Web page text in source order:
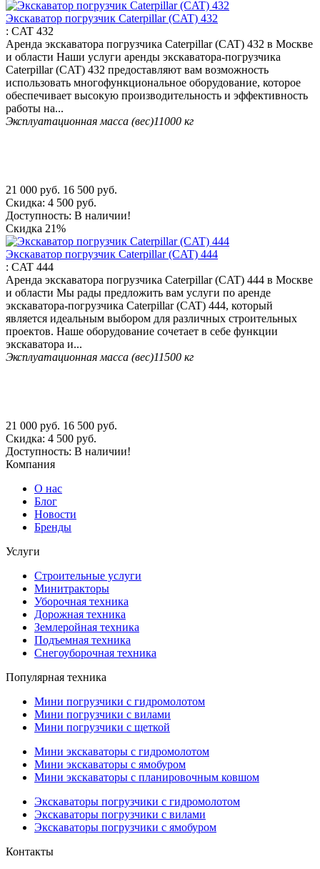
Экскаватор погрузчик Caterpillar (CAT) 432
: CAT 432
Аренда экскаватора погрузчика Caterpillar (CAT) 432 в Москве
и области Наши услуги аренды экскаватора-погрузчика
Caterpillar (CAT) 432 предоставляют вам возможность
использовать многофункциональное оборудование, которое
обеспечивает высокую производительность и эффективность
работы на...
Эксплуатационная масса (вес)11000 кг
21 000 руб. 16 500 руб.
Скидка: 4 500 руб.
Доступность: В наличии!
Скидка 21%
Экскаватор погрузчик Caterpillar (CAT) 444
: CAT 444
Аренда экскаватора погрузчика Caterpillar (CAT) 444 в Москве
и области Мы рады предложить вам услуги по аренде
экскаватора-погрузчика Caterpillar (CAT) 444, который
является идеальным выбором для различных строительных
проектов. Наше оборудование сочетает в себе функции
экскаватора и...
Эксплуатационная масса (вес)11500 кг
21 000 руб. 16 500 руб.
Скидка: 4 500 руб.
Доступность: В наличии!
Компания
О нас
Блог
Новости
Бренды
Услуги
Строительные услуги
Минитракторы
Уборочная техника
Дорожная техника
Землеройная техника
Подъемная техника
Снегоуборочная техника
Популярная техника
Мини погрузчики с гидромолотом
Мини погрузчики с вилами
Мини погрузчики с щеткой
Мини экскаваторы с гидромолотом
Мини экскаваторы с ямобуром
Мини экскаваторы с планировочным ковшом
Экскаваторы погрузчики с гидромолотом
Экскаваторы погрузчики с вилами
Экскаваторы погрузчики с ямобуром
Контакты